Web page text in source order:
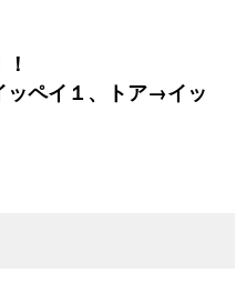
イ１、トア→イッ